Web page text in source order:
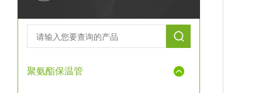
聚氨酯保温管